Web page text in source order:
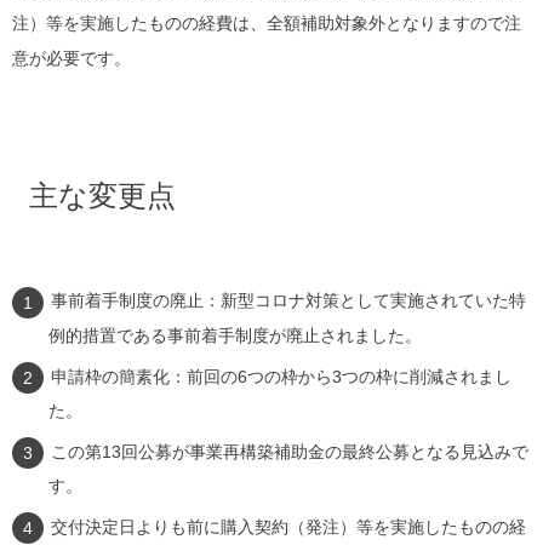
注）等を実施したものの経費は、全額補助対象外となりますので注
意が必要です。
主な変更点
事前着手制度の廃止：新型コロナ対策として実施されていた特
例的措置である事前着手制度が廃止されました。
申請枠の簡素化：前回の6つの枠から3つの枠に削減されまし
た。
この第13回公募が事業再構築補助金の最終公募となる見込みで
す。
交付決定日よりも前に購入契約（発注）等を実施したものの経